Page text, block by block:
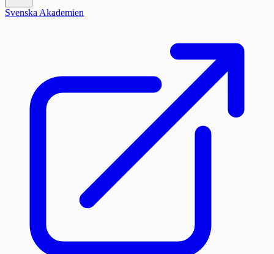
Svenska Akademien